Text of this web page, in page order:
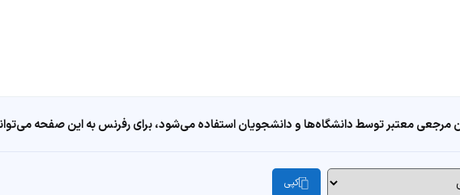
معتبر توسط دانشگاه‌ها و دانشجویان استفاده می‌شود، برای رفرنس به این صفحه
کپی